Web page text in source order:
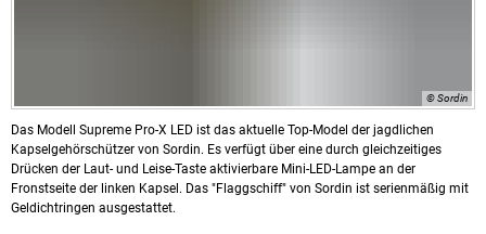
© Sordin
Das Modell Supreme Pro-X LED ist das aktuelle Top-Model der jagdlichen
Kapselgehörschützer von Sordin. Es verfügt über eine durch gleichzeitiges
Drücken der Laut- und Leise-Taste aktivierbare Mini-LED-Lampe an der
Fronstseite der linken Kapsel. Das "Flaggschiff" von Sordin ist serienmäßig mit
Geldichtringen ausgestattet.